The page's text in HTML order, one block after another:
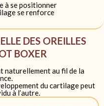
à se positionner
se renforce
DES OREILLES
BOXER
naturellement au fil de la
du cartilage peut
à l’autre.